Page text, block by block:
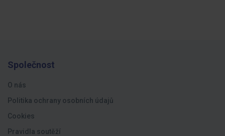
Společnost
O nás
Politika ochrany osobních údajů
Cookies
Pravidla soutěží